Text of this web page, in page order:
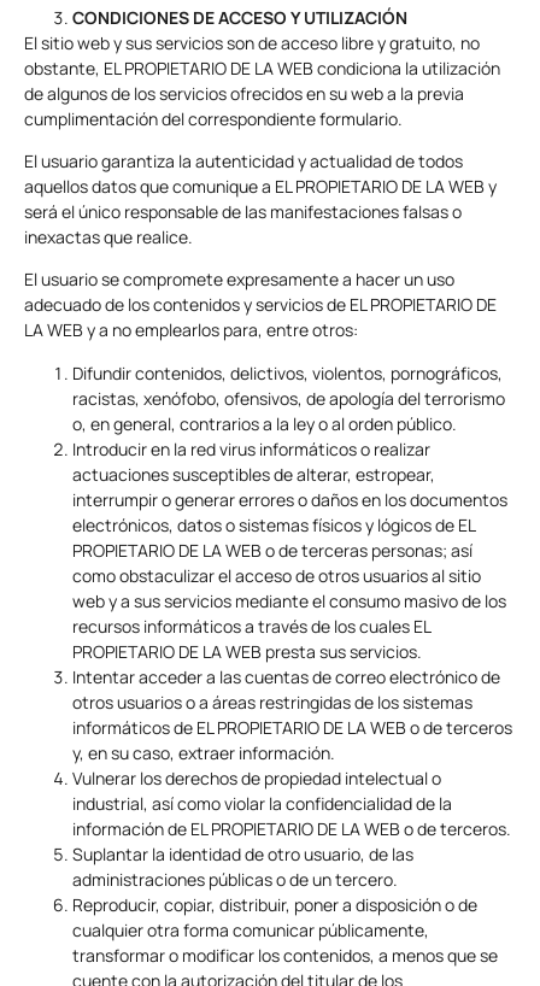
CONDICIONES DE ACCESO Y UTILIZACIÓN
El sitio web y sus servicios son de acceso libre y gratuito, no
obstante, EL PROPIETARIO DE LA WEB condiciona la utilización
de algunos de los servicios ofrecidos en su web a la previa
cumplimentación del correspondiente formulario.
El usuario garantiza la autenticidad y actualidad de todos
aquellos datos que comunique a EL PROPIETARIO DE LA WEB y
será el único responsable de las manifestaciones falsas o
inexactas que realice.
El usuario se compromete expresamente a hacer un uso
adecuado de los contenidos y servicios de EL PROPIETARIO DE
LA WEB y a no emplearlos para, entre otros:
Difundir contenidos, delictivos, violentos, pornográficos,
racistas, xenófobo, ofensivos, de apología del terrorismo
o, en general, contrarios a la ley o al orden público.
Introducir en la red virus informáticos o realizar
actuaciones susceptibles de alterar, estropear,
interrumpir o generar errores o daños en los documentos
electrónicos, datos o sistemas físicos y lógicos de EL
PROPIETARIO DE LA WEB o de terceras personas; así
como obstaculizar el acceso de otros usuarios al sitio
web y a sus servicios mediante el consumo masivo de los
recursos informáticos a través de los cuales EL
PROPIETARIO DE LA WEB presta sus servicios.
Intentar acceder a las cuentas de correo electrónico de
otros usuarios o a áreas restringidas de los sistemas
informáticos de EL PROPIETARIO DE LA WEB o de terceros
y, en su caso, extraer información.
Vulnerar los derechos de propiedad intelectual o
industrial, así como violar la confidencialidad de la
información de EL PROPIETARIO DE LA WEB o de terceros.
Suplantar la identidad de otro usuario, de las
administraciones públicas o de un tercero.
Reproducir, copiar, distribuir, poner a disposición o de
cualquier otra forma comunicar públicamente,
transformar o modificar los contenidos, a menos que se
cuente con la autorización del titular de los